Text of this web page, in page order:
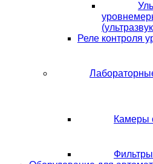
Реле контроля
Камеры